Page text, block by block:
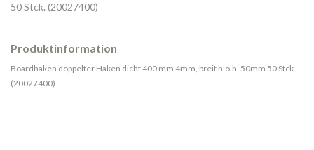
50 Stck. (20027400)
Produktinformation
Boardhaken doppelter Haken dicht 400 mm 4mm, breit h.o.h. 50mm 50 Stck.
(20027400)